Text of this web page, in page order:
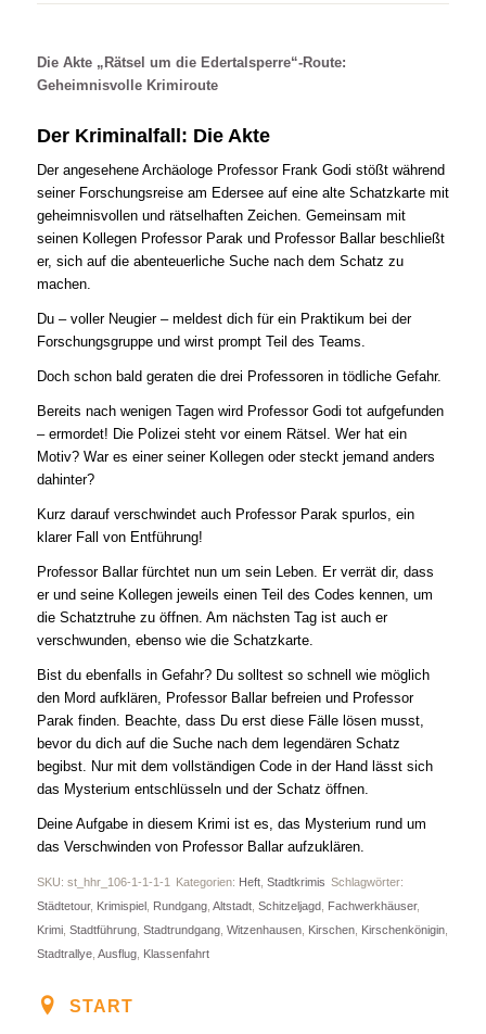
Die Akte „Rätsel um die Edertalsperre“-Route:
Geheimnisvolle Krimiroute
Der Kriminalfall: Die Akte
Der angesehene Archäologe Professor Frank Godi stößt während
seiner Forschungsreise am Edersee auf eine alte Schatzkarte mit
geheimnisvollen und rätselhaften Zeichen. Gemeinsam mit
seinen Kollegen Professor Parak und Professor Ballar beschließt
er, sich auf die abenteuerliche Suche nach dem Schatz zu
machen.
Du – voller Neugier – meldest dich für ein Praktikum bei der
Forschungsgruppe und wirst prompt Teil des Teams.
Doch schon bald geraten die drei Professoren in tödliche Gefahr.
Bereits nach wenigen Tagen wird Professor Godi tot aufgefunden
– ermordet! Die Polizei steht vor einem Rätsel. Wer hat ein
Motiv? War es einer seiner Kollegen oder steckt jemand anders
dahinter?
Kurz darauf verschwindet auch Professor Parak spurlos, ein
klarer Fall von Entführung!
Professor Ballar fürchtet nun um sein Leben. Er verrät dir, dass
er und seine Kollegen jeweils einen Teil des Codes kennen, um
die Schatztruhe zu öffnen. Am nächsten Tag ist auch er
verschwunden, ebenso wie die Schatzkarte.
Bist du ebenfalls in Gefahr? Du solltest so schnell wie möglich
den Mord aufklären, Professor Ballar befreien und Professor
Parak finden. Beachte, dass Du erst diese Fälle lösen musst,
bevor du dich auf die Suche nach dem legendären Schatz
begibst. Nur mit dem vollständigen Code in der Hand lässt sich
das Mysterium entschlüsseln und der Schatz öffnen.
Deine Aufgabe in diesem Krimi ist es, das Mysterium rund um
das Verschwinden von Professor Ballar aufzuklären.
SKU: st_hhr_106-1-1-1-1 Kategorien: Heft, Stadtkrimis Schlagwörter:
Städtetour, Krimispiel Rundgang, Altstadt, Schitzeljagd Fachwerkhäuser,
Krimi, Stadtführung, Stadtrundgang, Witzenhausen, Kirschen, Kirschenkönigin,
Stadtrallye, Ausflug, Klassenfahrt
START